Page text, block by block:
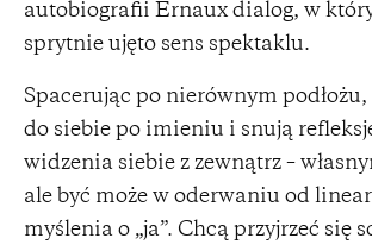
autobiografii Ernaux dialog, w
sprytnie ujęto sens spektaklu.
Spacerując po nierównym podłożu,
do siebie po imieniu i snują
widzenia siebie z zewnątrz –
ale być może w oderwaniu od
myślenia o „ja”. Chcą przyjrzeć się